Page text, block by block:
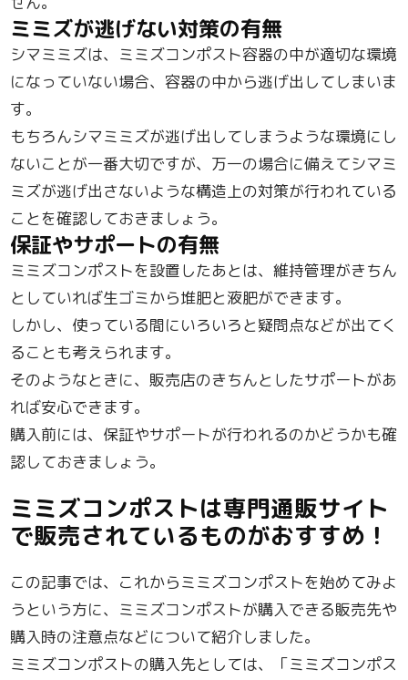
ミミズが逃げない対策の有無
シマミミズは、ミミズコンポスト容器の中が適切な環境
になっていない場合、容器の中から逃げ出してしまいま
す。
もちろんシマミミズが逃げ出してしまうような環境にし
ないことが一番大切ですが、万一の場合に備えてシマミ
ミズが逃げ出さないような構造上の対策が行われている
ことを確認しておきましょう。
保証やサポートの有無
ミミズコンポストを設置したあとは、維持管理がきちん
としていれば生ゴミから堆肥と液肥ができます。
しかし、使っている間にいろいろと疑問点などが出てく
ることも考えられます。
そのようなときに、販売店のきちんとしたサポートがあ
れば安心できます。
購入前には、保証やサポートが行われるのかどうかも確
認しておきましょう。
ミミズコンポストは専門通販サイト
で販売されているものがおすすめ！
この記事では、これからミミズコンポストを始めてみよ
うという方に、ミミズコンポストが購入できる販売先や
購入時の注意点などについて紹介しました。
ミミズコンポストの購入先としては、「ミミズコンポス